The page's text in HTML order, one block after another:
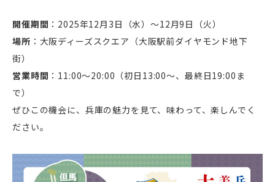
開催期間 ：2025年12月3日（水）～12月9日（火）
場所 ：大阪ディーズスクエア（大阪駅前ダイヤモンド地下
街）
営業時間 ：11:00～20:00（初日13:00～、最終日19:00ま
で）
ぜひこの機会に、兵庫の魅力を見て、味わって、楽しんでく
ださい。